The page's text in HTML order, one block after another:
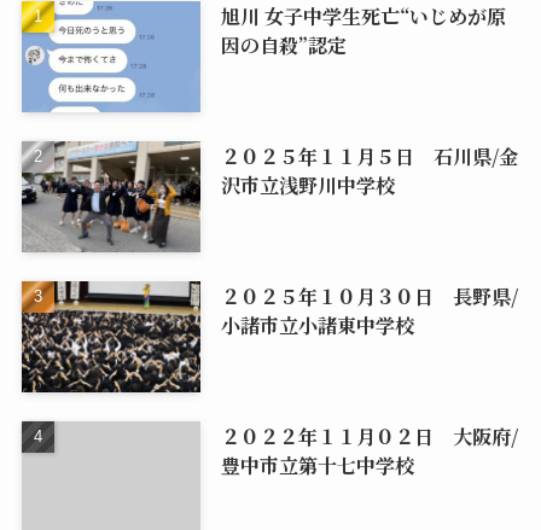
旭川 女子中学生死亡“いじめが原
因の自殺”認定
２０２５年１１月５日 石川県/金
沢市立浅野川中学校
２０２５年１０月３０日 長野県/
小諸市立小諸東中学校
２０２２年１１月０２日 大阪府/
豊中市立第十七中学校